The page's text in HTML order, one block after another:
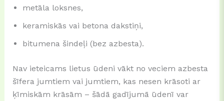
metāla loksnes,
keramiskās vai betona dakstiņi,
bitumena šindeļi (bez azbesta).
Nav ieteicams lietus ūdeni vākt no veciem azbesta
šīfera jumtiem vai jumtiem, kas nesen krāsoti ar
ķīmiskām krāsām – šādā gadījumā ūdenī var